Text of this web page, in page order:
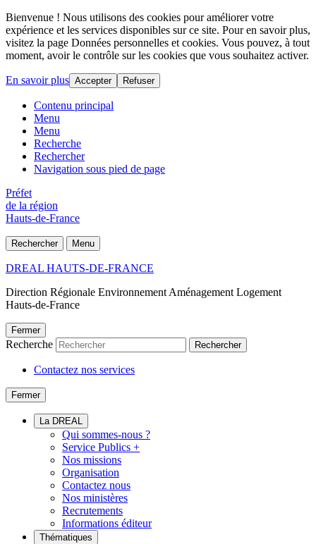
Bienvenue ! Nous utilisons des cookies pour améliorer votre
expérience et les services disponibles sur ce site. Pour en savoir plus,
visitez la page Données personnelles et cookies. Vous pouvez, à tout
moment, avoir le contrôle sur les cookies que vous souhaitez activer.
En savoir plus Accepter Refuser
Contenu principal
Menu
Menu
Recherche
Rechercher
Navigation sous pied de page
Préfet
de la région
Hauts-de-France
Rechercher Menu
DREAL HAUTS-DE-FRANCE
Direction Régionale Environnement Aménagement Logement
Hauts-de-France
Fermer
Recherche Rechercher
Contactez nos services
Fermer
La DREAL
Qui sommes-nous ?
Service Publics +
Nos missions
Organisation
Contactez nous
Nos ministères
Recrutements
Informations éditeur
Thématiques